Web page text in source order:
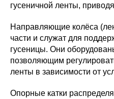
гусеничной ленты,
Направляющие колёса
части и служат для
гусеницы. Они
позволяющим
ленты в зависимости от
Опорные катки